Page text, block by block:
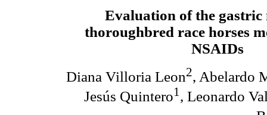
Evaluation of the gastric
thoroughbred race horses
NSAIDs
Diana Villoria Leon2, Abelardo
Jesús Quintero1 , Leonardo